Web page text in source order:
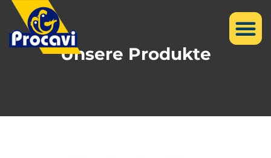
Unsere Produkte